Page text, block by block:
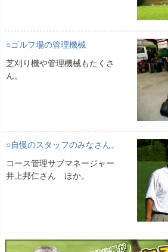
○ゴルフ場の管理機械
芝刈り機や管理機械もたくさ
ん。
○自慢のスタッフのみなさん。
コース管理サブマネージャー
井上邦仁さん ほか。